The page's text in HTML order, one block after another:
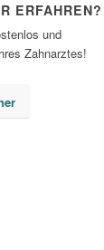
ERFAHREN?
und
Zahnarztes!